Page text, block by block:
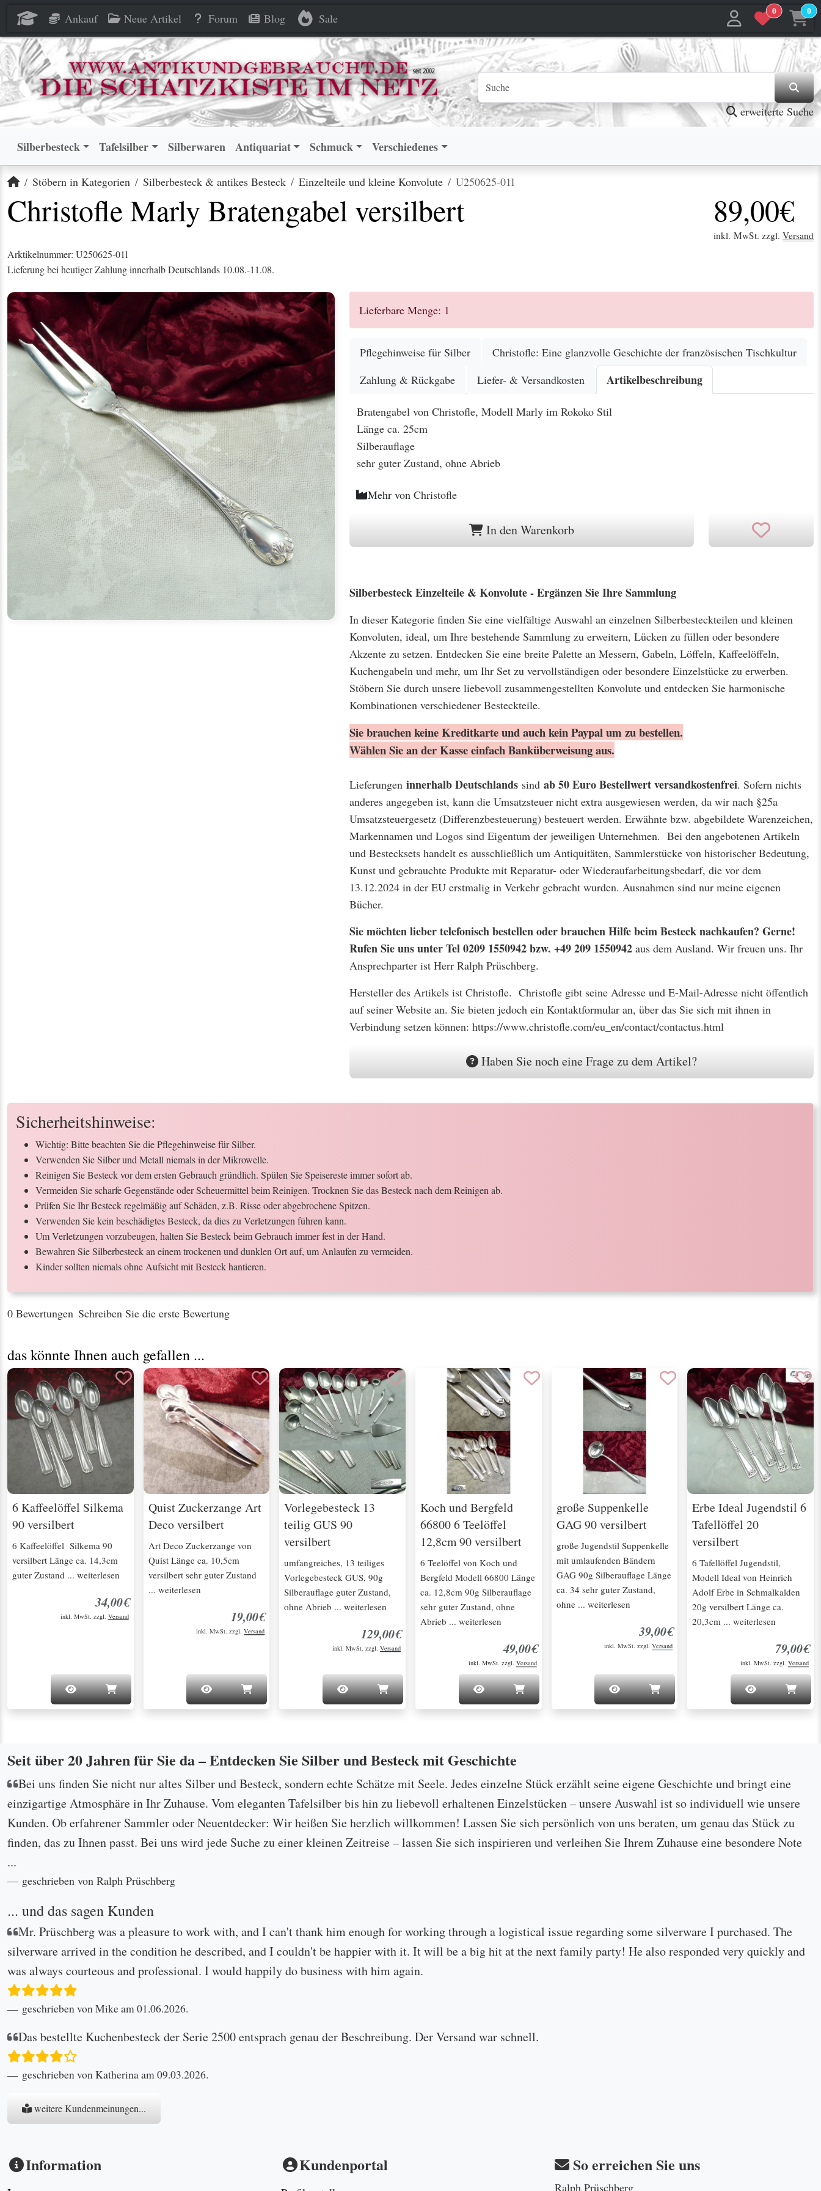
Ankauf Neue Artikel Forum Blog Sale
0 0
erweiterte Suche
Silberbesteck Tafelsilber Silberwaren Antiquariat Schmuck Verschiedenes
Startseite
Stöbern in Kategorien Silberbesteck & antikes Besteck Einzelteile und kleine Konvolute U250625-01l
Christofle Marly Bratengabel versilbert 89,00€
inkl. MwSt. zzgl. Versand
Arktikelnummer: U250625-01l
Lieferung bei heutiger Zahlung innerhalb Deutschlands 10.08.-11.08.
Lieferbare Menge: 1
Pflegehinweise für Silber
Christofle: Eine glanzvolle Geschichte der französischen Tischkultur
Zahlung & Rückgabe
Liefer- & Versandkosten Artikelbeschreibung
Bratengabel von Christofle, Modell Marly im Rokoko Stil
Länge ca. 25cm
Silberauflage
sehr guter Zustand, ohne Abrieb
Mehr von Christofle
In den Warenkorb
Silberbesteck Einzelteile & Konvolute - Ergänzen Sie Ihre Sammlung
In dieser Kategorie finden Sie eine vielfältige Auswahl an einzelnen Silberbesteckteilen und kleinen
Konvoluten, ideal, um Ihre bestehende Sammlung zu erweitern, Lücken zu füllen oder besondere
Akzente zu setzen. Entdecken Sie eine breite Palette an Messern, Gabeln, Löffeln, Kaffeelöffeln,
Kuchengabeln und mehr, um Ihr Set zu vervollständigen oder besondere Einzelstücke zu erwerben.
Stöbern Sie durch unsere liebevoll zusammengestellten Konvolute und entdecken Sie harmonische
Kombinationen verschiedener Besteckteile.
Sie brauchen keine Kreditkarte und auch kein Paypal um zu bestellen.
Wählen Sie an der Kasse einfach Banküberweisung aus.
Lieferungen innerhalb Deutschlands sind ab 50 Euro Bestellwertversandkostenfrei. Sofern nichts
anderes angegeben ist, kann die Umsatzsteuer nicht extra ausgewiesen werden, da wir nach §25a
Umsatzsteuergesetz (Differenzbesteuerung) besteuert werden. Erwähnte bzw. abgebildete Warenzeichen,
Markennamen und Logos sind Eigentum der jeweiligen Unternehmen. Bei den angebotenen Artikeln
und Bestecksets handelt es ausschließlich um Antiquitäten, Sammlerstücke von historischer Bedeutung,
Kunst und gebrauchte Produkte mit Reparatur- oder Wiederaufarbeitungsbedarf, die vor dem
13.12.2024 in der EU erstmalig in Verkehr gebracht wurden. Ausnahmen sind nur meine eigenen
Bücher.
Sie möchten lieber telefonisch bestellen oder brauchen Hilfe beim Besteck nachkaufen? Gerne!
Rufen Sie uns unter Tel 0209 1550942 bzw. +49 209 1550942 aus dem Ausland. Wir freuen uns. Ihr
Ansprechparter ist Herr Ralph Prüschberg.
Hersteller des Artikels ist Christofle. Christofle gibt seine Adresse und E-Mail-Adresse nicht öffentlich
auf seiner Website an. Sie bieten jedoch ein Kontaktformular an, über das Sie sich mit ihnen in
Verbindung setzen können: https://www.christofle.com/eu_en/contact/contactus.html
Haben Sie noch eine Frage zu dem Artikel?
Sicherheitshinweise:
Wichtig: Bitte beachten Sie die Pflegehinweise für Silber.
Verwenden Sie Silber und Metall niemals in der Mikrowelle.
Reinigen Sie Besteck vor dem ersten Gebrauch gründlich. Spülen Sie Speisereste immer sofort ab.
Vermeiden Sie scharfe Gegenstände oder Scheuermittel beim Reinigen. Trocknen Sie das Besteck nach dem Reinigen ab.
Prüfen Sie Ihr Besteck regelmäßig auf Schäden, z.B. Risse oder abgebrochene Spitzen.
Verwenden Sie kein beschädigtes Besteck, da dies zu Verletzungen führen kann.
Um Verletzungen vorzubeugen, halten Sie Besteck beim Gebrauch immer fest in der Hand.
Bewahren Sie Silberbesteck an einem trockenen und dunklen Ort auf, um Anlaufen zu vermeiden.
Kinder sollten niemals ohne Aufsicht mit Besteck hantieren.
0 Bewertungen Schreiben Sie die erste Bewertung
Christofle Marly Bratengabel versilbert jetzt in den Warenkorb
Christofle Marly Bratengabel versilbert jetzt in den Warenkorb
das könnte Ihnen auch gefallen ...
6 Kaffeelöffel Silkema
90 versilbert
6 Kaffeelöffel Silkema 90
versilbert Länge ca. 14,3cm
guter Zustand ... weiterlesen
34,00€
inkl. MwSt. zzgl. Versand
Quist Zuckerzange Art
Deco versilbert
Art Deco Zuckerzange von
Quist Länge ca. 10,5cm
versilbert sehr guter Zustand
... weiterlesen
19,00€
inkl. MwSt. zzgl.Versand
Vorlegebesteck 13
teilig GUS 90
versilbert
umfangreiches, 13 teiliges
Vorlegebesteck GUS, 90g
Silberauflage guter Zustand,
ohne Abrieb ... weiterlesen
129,00€
inkl. MwSt. zzgl. Versand
Koch und Bergfeld
66800 6 Teelöffel
12,8cm 90 versilbert
6 Teelöffel von Koch und
Bergfeld Modell 66800 Länge
ca. 12,8cm 90g Silberauflage
sehr guter Zustand, ohne
Abrieb ... weiterlesen
49,00€
inkl. MwSt. zzgl. Versand
große Suppenkelle
GAG 90 versilbert
große Jugendstil Suppenkelle
mit umlaufenden Bändern
GAG 90g Silberauflage Länge
ca. 34 sehr guter Zustand,
ohne ... weiterlesen
39,00€
inkl. MwSt. zzgl.Versand
Erbe Ideal Jugendstil 6
Tafellöffel 20
versilbert
6 Tafellöffel Jugendstil,
Modell Ideal von Heinrich
Adolf Erbe in Schmalkalden
20g versilbert Länge ca.
20,3cm ... weiterlesen
79,00€
inkl. MwSt. zzgl. Versand
Seit über 20 Jahren für Sie da – Entdecken Sie Silber und Besteck mit Geschichte
Bei uns finden Sie nicht nur altes Silber und Besteck, sondern echte Schätze mit Seele. Jedes einzelne Stück erzählt seine eigene Geschichte und bringt eine
einzigartige Atmosphäre in Ihr Zuhause. Vom eleganten Tafelsilber bis hin zu liebevoll erhaltenen Einzelstücken – unsere Auswahl ist so individuell wie unsere
Kunden. Ob erfahrener Sammler oder Neuentdecker: Wir heißen Sie herzlich willkommen! Lassen Sie sich persönlich von uns beraten, um genau das Stück zu
finden, das zu Ihnen passt. Bei uns wird jede Suche zu einer kleinen Zeitreise – lassen Sie sich inspirieren und verleihen Sie Ihrem Zuhause eine besondere Note
...
geschrieben von Ralph Prüschberg
... und das sagen Kunden
Mr. Prüschberg was a pleasure to work with, and I can't thank him enough for working through a logistical issue regarding some silverware I purchased. The
silverware arrived in the condition he described, and I couldn't be happier with it. It will be a big hit at the next family party! He also responded very quickly and
was always courteous and professional. I would happily do business with him again.
geschrieben von Mike am 01.06.2026.
Das bestellte Kuchenbesteck der Serie 2500 entsprach genau der Beschreibung. Der Versand war schnell.
geschrieben von Katherina am 09.03.2026.
weitere Kundenmeinungen...
Information Kundenportal So erreichen Sie uns
Ralph Prüschberg